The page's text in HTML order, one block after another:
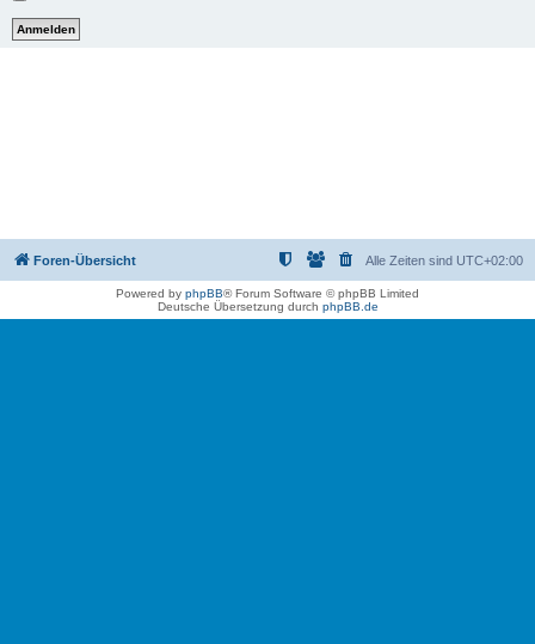
Foren-Übersicht Alle Zeiten sind UTC+02:00
Powered by phpBB® Forum Software © phpBB Limited
Deutsche Übersetzung durch phpBB.de